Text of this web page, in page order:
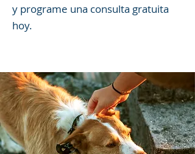
y programe una consulta gratuita
hoy.